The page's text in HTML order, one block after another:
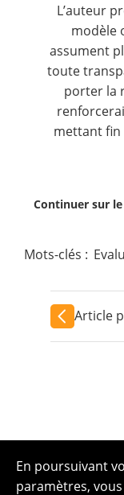
L’auteur
modèle
assument
toute
porter la
mettant fin
Continuer sur
Mots-clés :
Article
En poursuivant
paramètres,